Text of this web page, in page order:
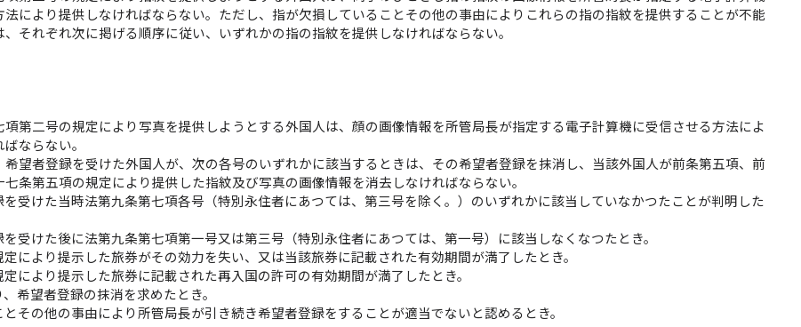
法により提供しなければならない。ただし、指が欠損していることその他の事由によりこれらの指の指紋を提供することが不能
それぞれ次に掲げる順序に従い、いずれかの指の指紋を提供しなければならない。
項第二号の規定により写真を提供しようとする外国人は、顔の画像情報を所管局長が指定する電子計算機に受信させる方法によ
ならない。
希望者登録を受けた外国人が、次の各号のいずれかに該当するときは、その希望者登録を抹消し、当該外国人が前条第五項、前
七条第五項の規定により提供した指紋及び写真の画像情報を消去しなければならない。
を受けた当時法第九条第七項各号（特別永住者にあつては、第三号を除く。）のいずれかに該当していなかつたことが判明した
を受けた後に法第九条第七項第一号又は第三号（特別永住者にあつては、第一号）に該当しなくなつたとき。
により提示した旅券がその効力を失い、又は当該旅券に記載された有効期間が満了したとき。
により提示した旅券に記載された再入国の許可の有効期間が満了したとき。
希望者登録の抹消を求めたとき。
その他の事由により所管局長が引き続き希望者登録をすることが適当でないと認めるとき。